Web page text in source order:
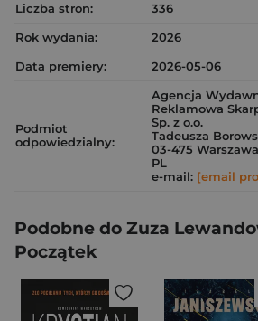
Liczba stron:
336
Rok wydania:
2026
Data premiery:
2026-05-06
Podmiot
odpowiedzialny:
Agencja
Reklamowa
Sp. z o.o.
Tadeusza
03-475 Warszawa
PL
e-mail: [email
Podobne do Zuza
Początek